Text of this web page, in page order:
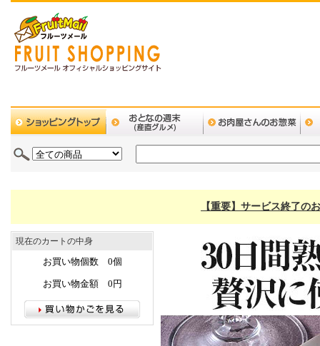
【重要】サービス終了の
現在のカートの中身
お買い物個数 0個
お買い物金額 0円